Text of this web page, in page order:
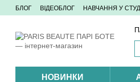
Перейти до основного контенту
БЛОГ ВІДЕОБЛОГ НАВЧАННЯ У
НОВИНКИ